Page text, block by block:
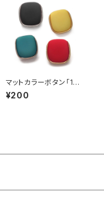
マットカラーボタン「18
mm」（全3色）【A001
7】
¥200